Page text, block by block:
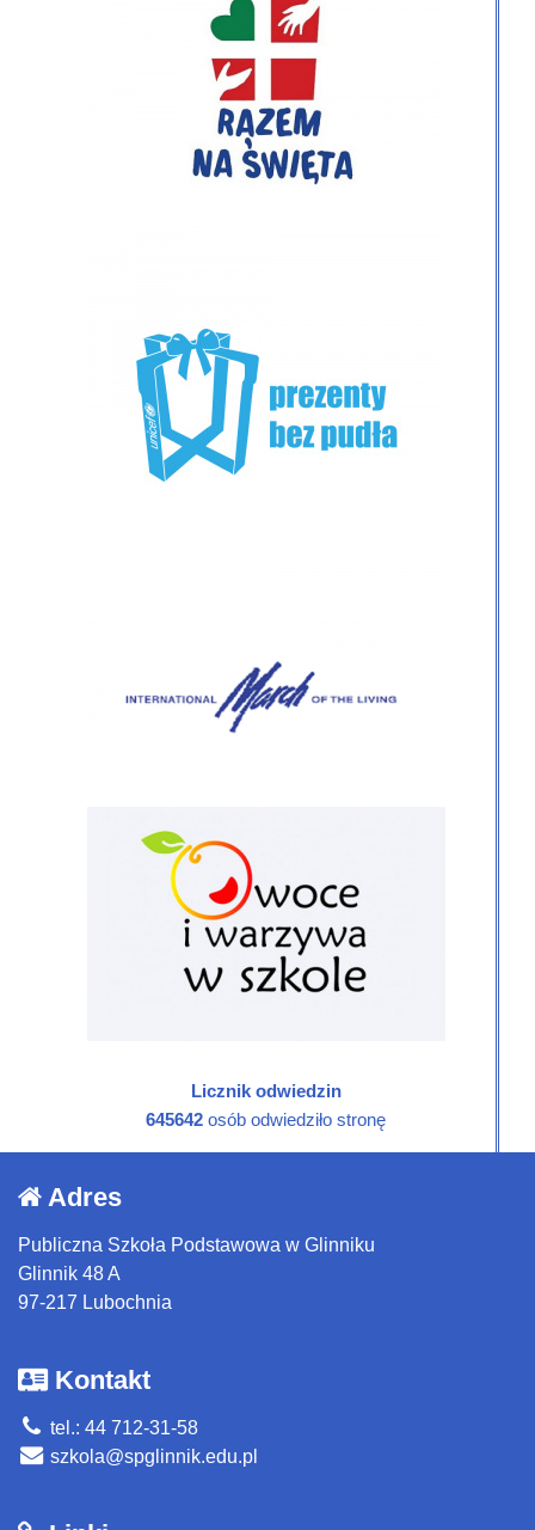
Licznik odwiedzin
645642 osób odwiedziło stronę
Adres
Publiczna Szkoła Podstawowa w Glinniku
Glinnik 48 A
97-217 Lubochnia
Kontakt
tel.: 44 712-31-58
szkola@spglinnik.edu.pl